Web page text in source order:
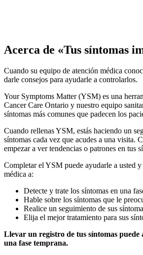
Acerca de «Tus síntomas
Cuando su equipo de atención médica
darle consejos para ayudarle a controlarlos.
Your Symptoms Matter (YSM) es una
Cancer Care Ontario y nuestro equipo
síntomas más comunes que padecen los
Cuando rellenas YSM, estás haciendo un
síntomas cada vez que acudes a una visita.
empezar a ver tendencias o patrones en tus
Completar el YSM puede ayudarle a usted
médica a:
Detecte y trate los síntomas en una
Hable sobre los síntomas que le
Realice un seguimiento de sus
Elija el mejor tratamiento para sus
Llevar un registro de tus síntomas
una fase temprana.